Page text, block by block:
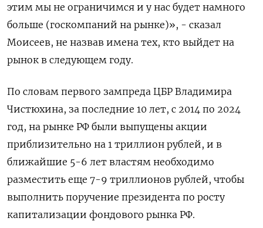
этим мы не ограничимся и у нас будет намного
больше (госкомпаний на рынке)», - сказал
Моисеев, не назвав имена тех, кто выйдет на
рынок в следующем году.
По словам первого зампреда ЦБР Владимира
Чистюхина, за последние 10 лет, с 2014 по 2024
год, на рынке РФ были выпущены акции
приблизительно на 1 триллион рублей, и в
ближайшие 5-6 лет властям необходимо
разместить еще 7-9 триллионов рублей, чтобы
выполнить поручение президента по росту
капитализации фондового рынка РФ.